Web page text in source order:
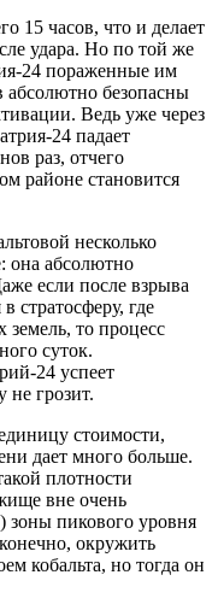
15 часов, что и делает
удара. Но по той же
24 пораженные им
абсолютно безопасны
Ведь уже через
24 падает
раз, отчего
районе становится
несколько
она абсолютно
если после взрыва
стратосферу, где
земель, то процесс
суток.
24 успеет
не грозит.
стоимости,
дает много больше.
плотности
вне очень
зоны пикового уровня
окружить
кобальта, но тогда он